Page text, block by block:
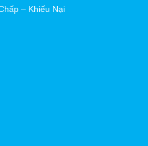
– Khiếu Nại